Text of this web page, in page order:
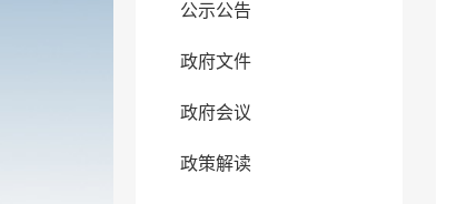
公示公告
政府文件
政府会议
政策解读